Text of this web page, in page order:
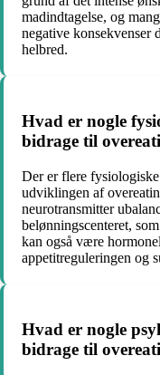
madindtagelse, og
negative konsekvenser
helbred.
Hvad er nogle
bidrage til
Der er flere
udviklingen af
neurotransmitter
belønningscenteret,
kan også være
appetitreguleringen og
Hvad er nogle
bidrage til